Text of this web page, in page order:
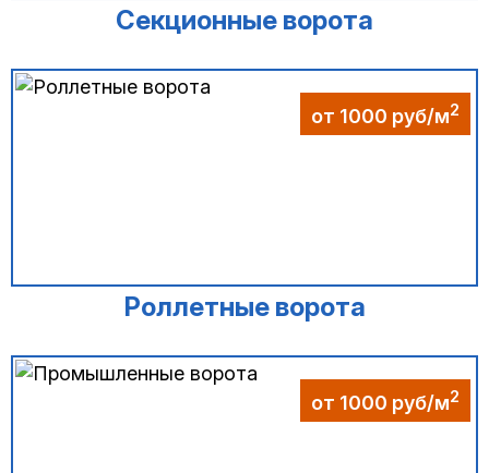
Секционные ворота
от 1000 руб/м2
Роллетные ворота
от 1000 руб/м2